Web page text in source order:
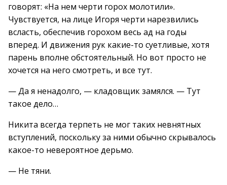
говорят: «На нем черти горох молотили».
Чувствуется, на лице Игоря черти нарезвились
всласть, обеспечив горохом весь ад на годы
вперед. И движения рук какие-то суетливые, хотя
парень вполне обстоятельный. Но вот просто не
хочется на него смотреть, и все тут.
— Да я ненадолго, — кладовщик замялся. — Тут
такое дело…
Никита всегда терпеть не мог таких невнятных
вступлений, поскольку за ними обычно скрывалось
какое-то невероятное дерьмо.
— Не тяни.